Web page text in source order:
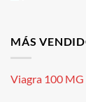
MÁS
Viagra 100 MG